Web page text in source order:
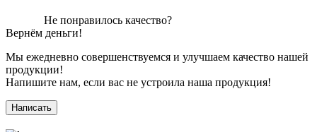
Не понравилось качество?
Вернём деньги!
Мы ежедневно совершенствуемся и улучшаем качество нашей
продукции!
Напишите нам, если вас не устроила наша продукция!
Написать